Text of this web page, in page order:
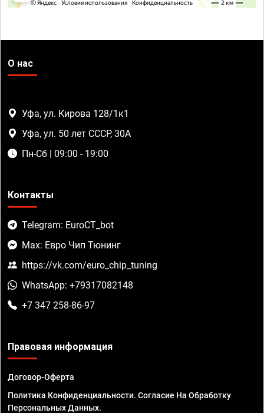
О нас
Уфа, ул. Кирова 128/1к1
Уфа, ул. 50 лет СССР, 30А
Пн-Сб | 09:00 - 19:00
Контакты
Telegram: EuroCT_bot
Max: Евро Чип Тюнинг
https://vk.com/euro_chip_tuning
WhatsApp: +79317082148
+7 347 258-86-97
Правовая информация
Договор-Оферта
Политика Конфиденциальности. Согласие На Обработку
Персональных Данных.